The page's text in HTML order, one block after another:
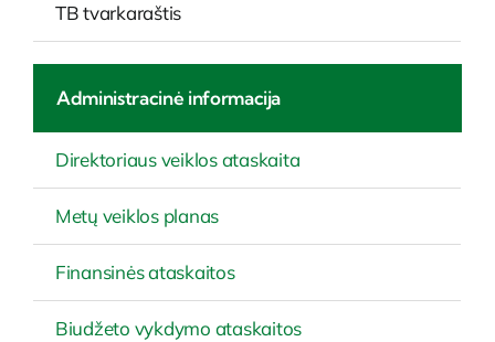
TB tvarkaraštis
Administracinė informacija
Direktoriaus veiklos ataskaita
Metų veiklos planas
Finansinės ataskaitos
Biudžeto vykdymo ataskaitos